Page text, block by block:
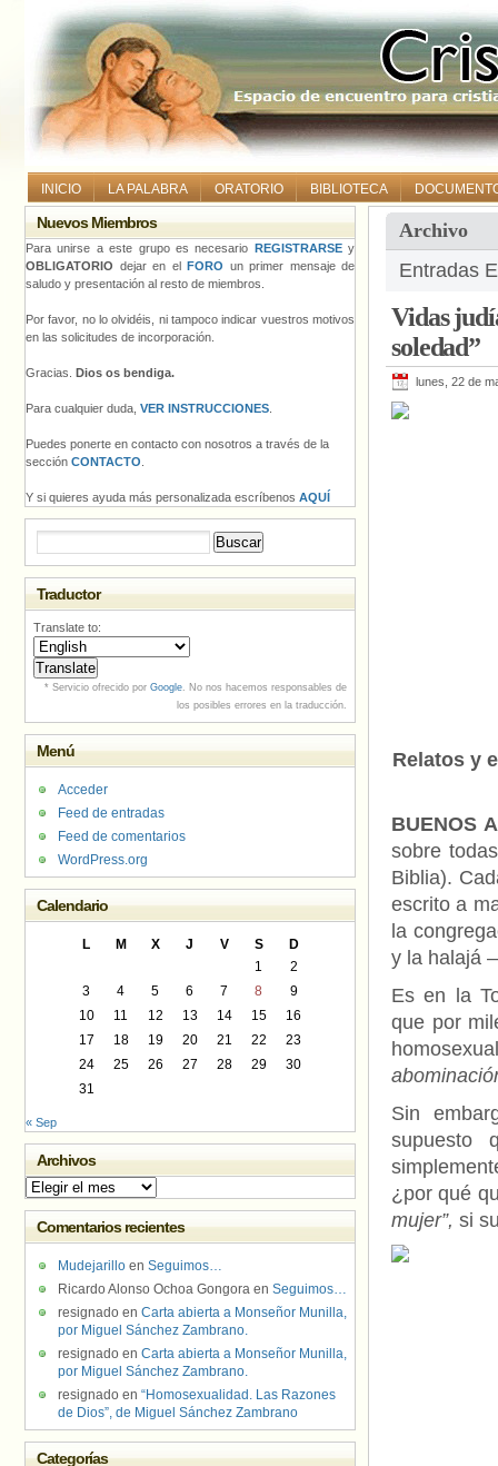
INICIO LA PALABRA ORATORIO BIBLIOTECA
Archivo
Entradas
Vidas
soledad”
lunes, 22 de
Relatos y
BUENOS
sobre
Biblia).
escrito a
la
y la halajá
Es en la
que por
Sin
supuesto
¿por qué
mujer”, si
Nuevos Miembros
Para unirse a este grupo es necesario REGISTRARSEy
OBLIGATORIO dejar en el FORO un primer mensaje de
saludo y presentación al resto de miembros.
Por favor, no lo olvidéis, ni tampoco indicar vuestros motivos
en las solicitudes de incorporación.
Gracias. Dios os bendiga.
Para cualquier duda, VER INSTRUCCIONES
Puedes ponerte en contacto con nosotros a través de la
sección CONTACTO
Y si quieres ayuda más personalizada escríbenos AQUÍ
Traductor
Translate to:
* Servicio ofrecido por Google. No nos hacemos responsables de
los posibles errores en la traducción.
Menú
Acceder
Feed de entradas
Feed de comentarios
WordPress.org
Calendario
L M X J V S
D
1
2
3
4 5 6 7 8
9
10
11 12 13 14 15
16
17
18 19 20 21 22
23
24
25 26 27 28 29
30
31
« Sep
Archivos
Archivos
Comentarios recientes
Mudejarillo en Seguimos…
Ricardo Alonso Ochoa Gongora en Seguimos…
resignado en Carta abierta a Monseñor Munilla,
por Miguel Sánchez Zambrano.
resignado en Carta abierta a Monseñor Munilla,
por Miguel Sánchez Zambrano.
resignado en “Homosexualidad. Las Razones
de Dios”, de Miguel Sánchez Zambrano
Categorías